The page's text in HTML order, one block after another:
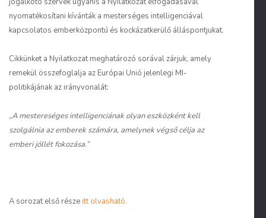
nyomatékosítani kívánták a mesterséges intelligenciával
kapcsolatos emberközpontú és kockázatkerülő álláspontjukat.
Cikkünket a Nyilatkozat meghatározó sorával zárjuk, amely
remekül összefoglalja az Európai Unió jelenlegi MI-
politikájának az irányvonalát:
„A mestereséges intelligenciának olyan eszközként kell
szolgálnia az emberek számára, amelynek végső célja az
emberi jóllét fokozása.”
A sorozat első részeitt olvasható.